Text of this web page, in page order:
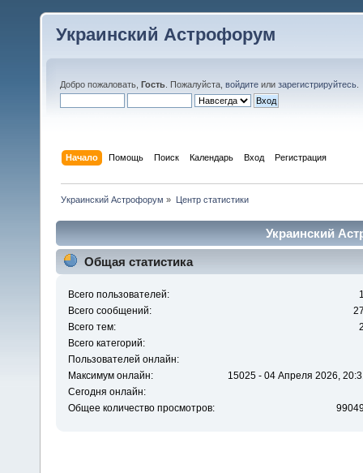
Украинский Астрофорум
Добро пожаловать, Гость . Пожалуйста, войдите или зарегистрируйтесь
Начало Помощь Поиск Календарь Вход Регистрация
Украинский Астрофорум » Центр статистики
Украинский
Общая статистика
Всего пользователей:
Всего сообщений:
Всего тем:
Всего категорий:
Пользователей онлайн:
Максимум онлайн:
15025 - 04 Апреля 2026,
Сегодня онлайн:
Общее количество просмотров: